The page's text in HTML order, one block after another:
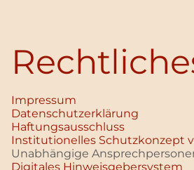
Impressum
Datenschutz­erklärung
Haftungsausschluss
Institutionelles Schutzkonzept
Unabhängige
Digitales Hinweisgebersystem